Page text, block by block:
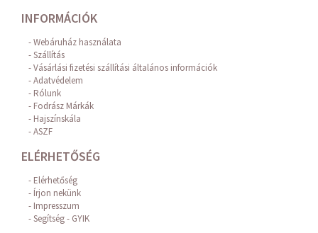
INFORMÁCIÓK
Webáruház használata
Szállítás
Vásárlási fizetési szállítási általános információk
Adatvédelem
Rólunk
Fodrász Márkák
Hajszínskála
ASZF
ELÉRHETŐSÉG
Elérhetőség
Írjon nekünk
Impresszum
Segítség - GYIK